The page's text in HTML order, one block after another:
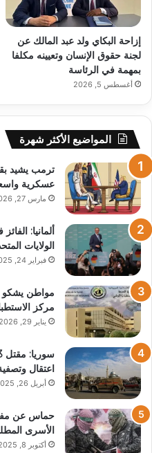
إزاحة البكاي ولد عبد المالك عن
لجنة حقوق الإنسان وتعيينه مكلفا
بمهمة في الرئاسة
أغسطس 5, 2026
المواضيع الأكثر شهرة
ترمب يشيد
عسكرية
مارس 27, 2026
ألمانيا:
الولايات
فبراير 24, 2025
مواطن يشكو
مركز
يناير 29, 2026
اعتقال
أبريل 26, 2025
حماس عن
الأسرى
أكتوبر 8, 2025